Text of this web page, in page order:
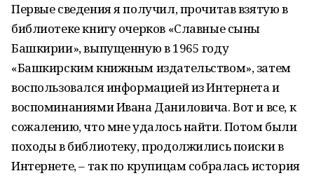
Первые сведения я получил, прочитав взятую в
библиотеке книгу очерков «Славные сыны
Башкирии», выпущенную в 1965 году
«Башкирским книжным издательством», затем
воспользовался информацией из Интернета и
воспоминаниями Ивана Даниловича. Вот и все, к
сожалению, что мне удалось найти. Потом были
походы в библиотеку, продолжились поиски в
Интернете, – так по крупицам собралась история